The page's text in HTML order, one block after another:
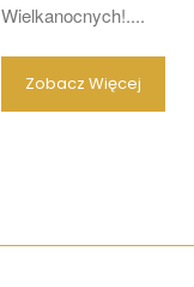
Wielkanocnych!....
Zobacz Więcej